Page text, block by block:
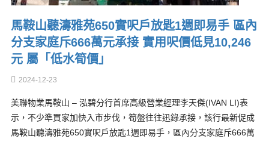
馬鞍山聽濤雅苑650實呎戶放匙1週即易手 區內
分支家庭斥666萬元承接 實用呎價低見10,246
元 屬「低水筍價」
2024-12-23
美聯物業馬鞍山 – 泓碧分行首席高級營業經理李天傑(IVAN LI)表
示，不少準買家加快入市步伐，筍盤往往迅錄承接，該行最新促成
馬鞍山聽濤雅苑650實呎戶放匙1週即易手，區內分支家庭斥666萬